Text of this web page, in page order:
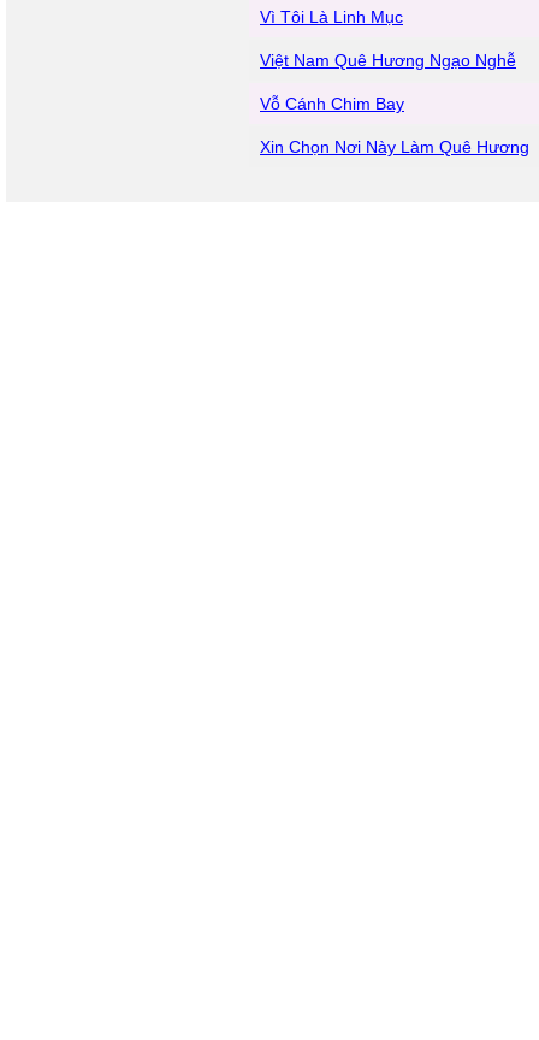
Vì Tôi Là Linh Mục
Việt Nam Quê Hương Ngạo Nghễ
Vỗ Cánh Chim Bay
Xin Chọn Nơi Này Làm Quê Hương